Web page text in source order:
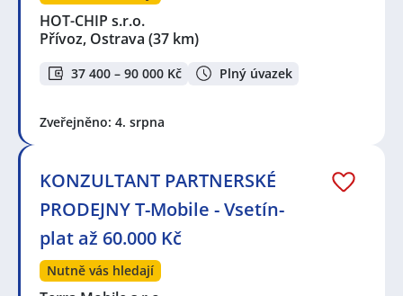
HOT-CHIP s.r.o.
Přívoz, Ostrava (37 km)
37 400 – 90 000 Kč Plný úvazek
Zveřejněno: 4. srpna
KONZULTANT PARTNERSKÉ
PRODEJNY T-Mobile - Vsetín-
plat až 60.000 Kč
Nutně vás hledají